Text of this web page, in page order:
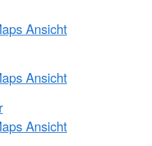
Ansicht
Ansicht
Ansicht